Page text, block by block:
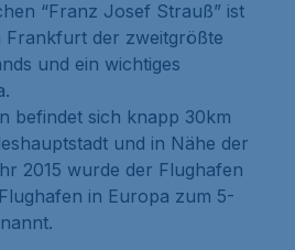
“Franz Josef Strauß” ist
Frankfurt der zweitgrößte
und ein wichtiges
befindet sich knapp 30km
und in Nähe der
2015 wurde der Flughafen
in Europa zum 5-